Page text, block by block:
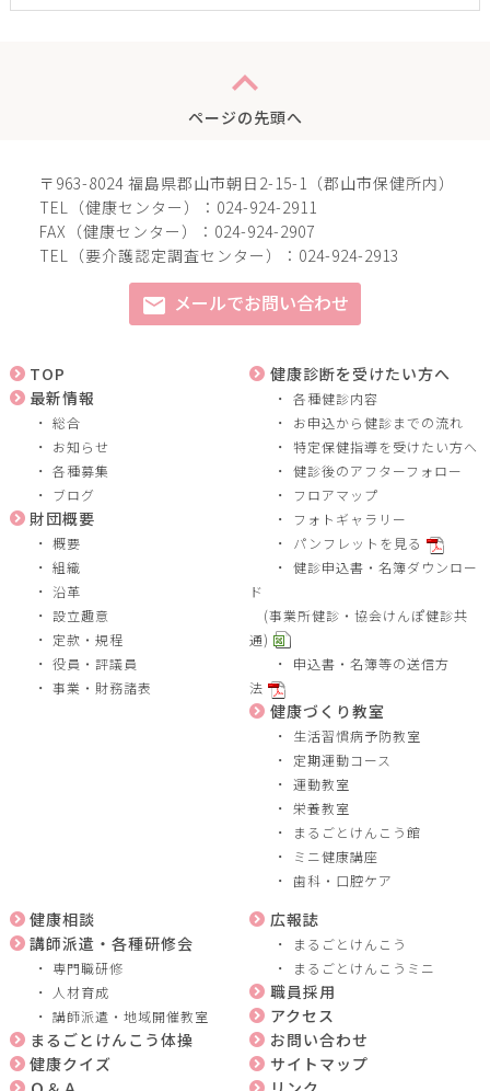
expand_less
ページの先頭へ
〒963-8024 福島県郡山市朝日2-15-1（郡山市保健所内）
TEL（健康センター）：024-924-2911
FAX（健康センター）：024-924-2907
TEL（要介護認定調査センター）：024-924-2913
mail メールでお問い合わせ
TOP
最新情報
総合
お知らせ
各種募集
ブログ
財団概要
概要
組織
沿革
設立趣意
定款・規程
役員・評議員
事業・財務諸表
健康診断を受けたい方へ
各種健診内容
お申込から健診までの流れ
特定保健指導を受けたい方へ
健診後のアフターフォロー
フロアマップ
フォトギャラリー
パンフレットを見る
健診申込書・名簿ダウンロー
ド
(事業所健診・協会けんぽ健診共
通)
申込書・名簿等の送信方
法
健康づくり教室
生活習慣病予防教室
定期運動コース
運動教室
栄養教室
まるごとけんこう館
ミニ健康講座
歯科・口腔ケア
健康相談
講師派遣・各種研修会
専門職研修
人材育成
講師派遣・地域開催教室
まるごとけんこう体操
健康クイズ
広報誌
まるごとけんこう
まるごとけんこうミニ
職員採用
アクセス
お問い合わせ
サイトマップ